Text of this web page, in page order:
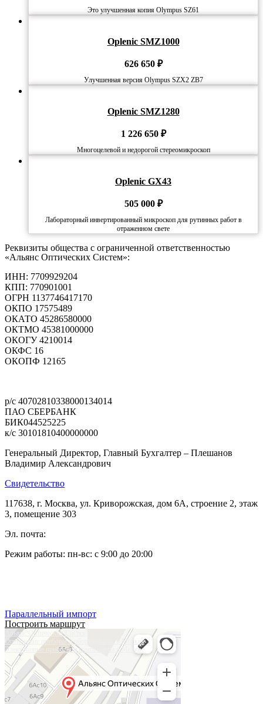
Это улучшенная копия Olympus SZ61
Oplenic SMZ1000
626 650 ₽
Улучшенная версия Olympus SZX2 ZB7
Oplenic SMZ1280
1 226 650 ₽
Многоцелевой и недорогой стереомикроскоп
Oplenic GX43
505 000 ₽
Лабораторный инвертированный микроскоп для рутинных работ в
отраженном свете
Реквизиты общества с ограниченной ответственностью
«Альянс Оптических Систем»:
ИНН: 7709929204
КПП: 770901001
ОГРН 1137746417170
ОКПО 17575489
ОКАТО 45286580000
ОКТМО 45381000000
ОКОГУ 4210014
ОКФС 16
ОКОПФ 12165
р/с 40702810338000134014
ПАО СБЕРБАНК
БИК044525225
к/с 30101810400000000
Генеральный Директор, Главный Бухгалтер – Плешанов
Владимир Александрович
Свидетельство
117638, г. Москва, ул. Криворожская, дом 6А, строение 2, этаж
3, помещение 303
Эл. почта:
Режим работы: пн-вс: с 9:00 до 20:00
Параллельный импорт
Построить маршрут
Альянс Оптических Систем
Оптические приборы и оборудование в Москве
Электронные приборы и компоненты в Москве